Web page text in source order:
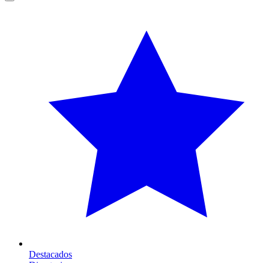
Destacados